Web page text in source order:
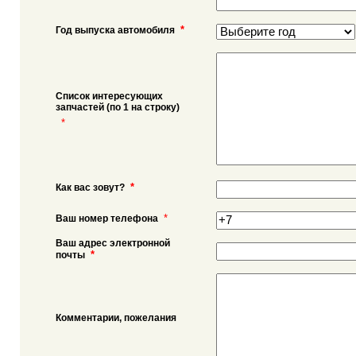
Год выпуска автомобиля *
Список интересующих
запчастей (по 1 на строку)
*
Как вас зовут? *
Ваш номер телефона *
Ваш адрес электронной
почты *
Комментарии, пожелания